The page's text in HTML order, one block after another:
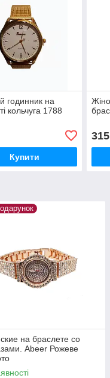
годинник на
кольчуга 1788
Купити
315
на браслете со
Abeer Рожеве